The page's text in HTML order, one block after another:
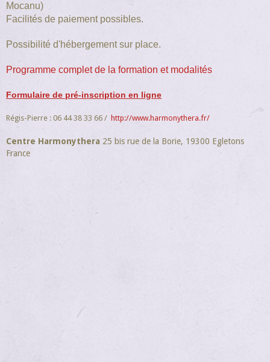
Mocanu)
Facilités de paiement possibles.
Possibilité d'hébergement sur place.
Programme complet de la formation et modalités
Formulaire de pré-inscription en ligne
Régis-Pierre : 06 44 38 33 66 http://www.harmonythera.fr/
Centre Harmonythera 25 bis rue de la Borie, 19300 Egletons
France